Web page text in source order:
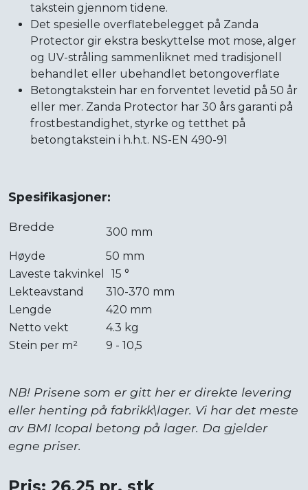
takstein gjennom tidene.
Det spesielle overflatebelegget på Zanda
Protector gir ekstra beskyttelse mot mose, alger
og UV-stråling sammenliknet med tradisjonell
behandlet eller ubehandlet betongoverflate
Betongtakstein har en forventet levetid på 50 år
eller mer. Zanda Protector har 30 års garanti på
frostbestandighet, styrke og tetthet på
betongtakstein i h.h.t. NS-EN 490-91
Spesifikasjoner:
Bredde
300 mm
Høyde
50 mm
Laveste takvinkel
15 °
Lekteavstand
310-370 mm
Lengde
420 mm
Netto vekt
4.3 kg
Stein per m²
9 - 10,5
NB! Prisene som er gitt her er direkte levering
eller henting på fabrikk\lager. Vi har det meste
av BMI Icopal betong på lager. Da gjelder
egne priser.
Pris: 26,25 pr. stk